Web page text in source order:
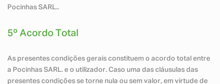
Pocinhas SARL..
5º Acordo Total
As presentes condições gerais constituem o acordo total entre
a Pocinhas SARL. e o utilizador. Caso uma das cláusulas das
presentes condições se torne nula ou sem valor, em virtude de